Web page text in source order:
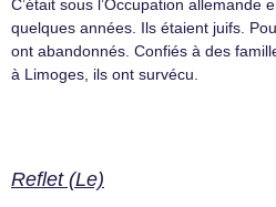
C’était sous l’Occupation allemande
quelques années. Ils étaient juifs.
ont abandonnés. Confiés à des
à Limoges, ils ont survécu.
Reflet (Le)